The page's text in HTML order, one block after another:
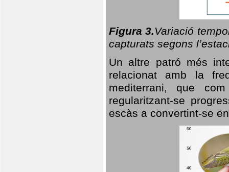
Figura 3.Variació
capturats segons
Un altre patró més
relacionat amb la
mediterrani, que
regularitzant-se
escàs a convertint-se